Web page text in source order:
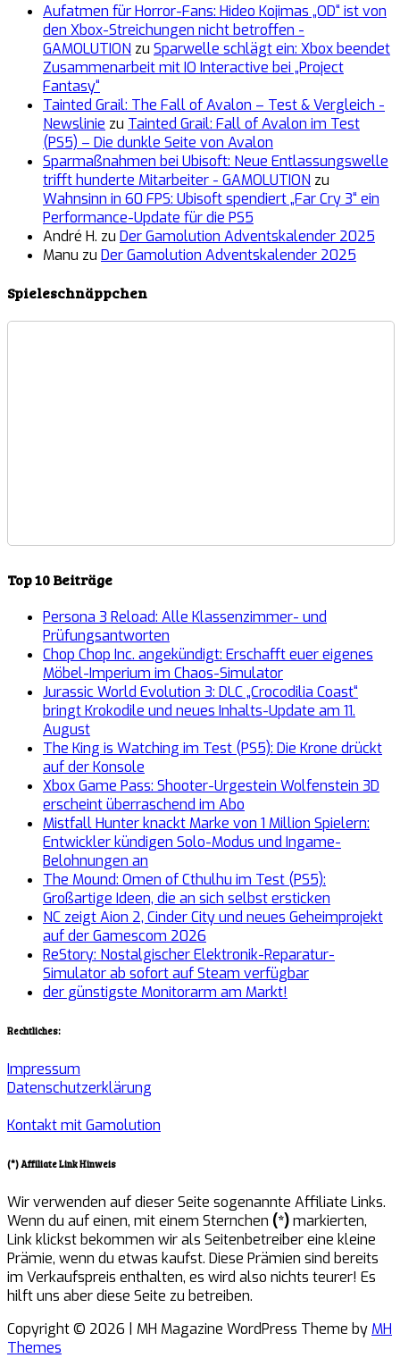
Aufatmen für Horror-Fans: Hideo Kojimas „OD“ ist von
den Xbox-Streichungen nicht betroffen -
GAMOLUTION zu Sparwelle schlägt ein: Xbox beendet
Zusammenarbeit mit IO Interactive bei „Project
Fantasy“
Tainted Grail: The Fall of Avalon – Test & Vergleich -
Newslinie zu Tainted Grail: Fall of Avalon im Test
(PS5) – Die dunkle Seite von Avalon
Sparmaßnahmen bei Ubisoft: Neue Entlassungswelle
trifft hunderte Mitarbeiter - GAMOLUTION zu
Wahnsinn in 60 FPS: Ubisoft spendiert „Far Cry 3“ ein
Performance-Update für die PS5
André H. zu Der Gamolution Adventskalender 2025
Manu zu Der Gamolution Adventskalender 2025
Spieleschnäppchen
Top 10 Beiträge
Persona 3 Reload: Alle Klassenzimmer- und
Prüfungsantworten
Chop Chop Inc. angekündigt: Erschafft euer eigenes
Möbel-Imperium im Chaos-Simulator
Jurassic World Evolution 3: DLC „Crocodilia Coast“
bringt Krokodile und neues Inhalts-Update am 11.
August
The King is Watching im Test (PS5): Die Krone drückt
auf der Konsole
Xbox Game Pass: Shooter-Urgestein Wolfenstein 3D
erscheint überraschend im Abo
Mistfall Hunter knackt Marke von 1 Million Spielern:
Entwickler kündigen Solo-Modus und Ingame-
Belohnungen an
The Mound: Omen of Cthulhu im Test (PS5):
Großartige Ideen, die an sich selbst ersticken
NC zeigt Aion 2, Cinder City und neues Geheimprojekt
auf der Gamescom 2026
ReStory: Nostalgischer Elektronik-Reparatur-
Simulator ab sofort auf Steam verfügbar
der günstigste Monitorarm am Markt!
Rechtliches:
Impressum
Datenschutzerklärung
Kontakt mit Gamolution
(*) Affiliate Link Hinweis
Wir verwenden auf dieser Seite sogenannte Affiliate Links.
Wenn du auf einen, mit einem Sternchen (*)markierten,
Link klickst bekommen wir als Seitenbetreiber eine kleine
Prämie, wenn du etwas kaufst. Diese Prämien sind bereits
im Verkaufspreis enthalten, es wird also nichts teurer! Es
hilft uns aber diese Seite zu betreiben.
Copyright © 2026 | MH Magazine WordPress Theme by MH
Themes